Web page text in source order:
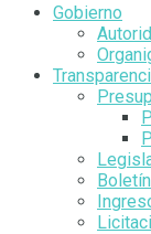
Gobierno